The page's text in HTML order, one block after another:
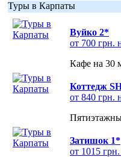
Туры в Карпаты
Вуйко 2*
от 700 грн.
Кафе на 30
Коттедж
от 840 грн.
Затишок 1*
от 1015